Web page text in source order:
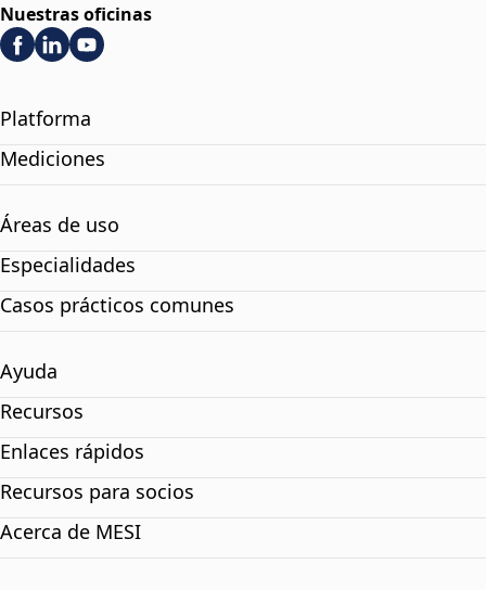
Nuestras oficinas
Platforma
Mediciones
Áreas de uso
Especialidades
Casos prácticos comunes
Ayuda
Recursos
Enlaces rápidos
Recursos para socios
Acerca de MESI